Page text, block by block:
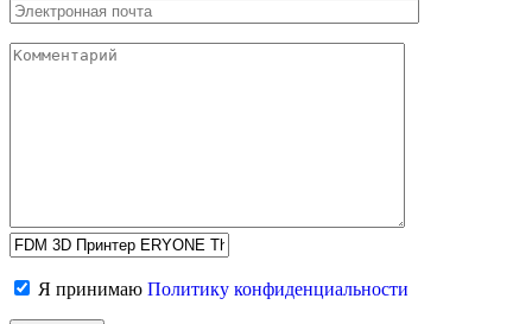
Я принимаю Политику конфиденциальности